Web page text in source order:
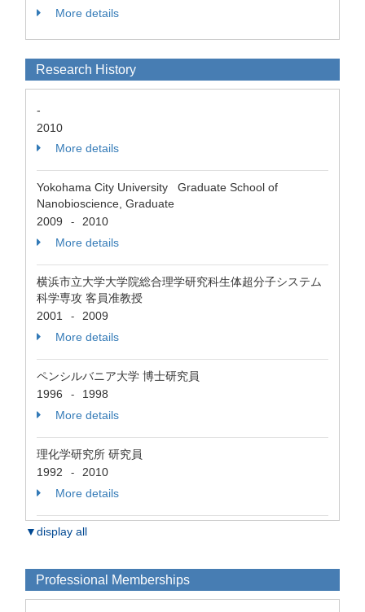
More details
Research History
-
2010
More details
Yokohama City University Graduate School of
Nanobioscience, Graduate
2009
-
2010
More details
横浜市立大学大学院総合理学研究科生体超分子システム
科学専攻 客員准教授
2001
-
2009
More details
ペンシルバニア大学 博士研究員
1996
-
1998
More details
理化学研究所 研究員
1992
-
2010
More details
▼display all
Professional Memberships